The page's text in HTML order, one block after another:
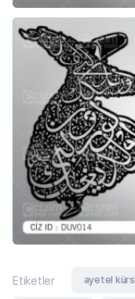
Etiketler ayetel